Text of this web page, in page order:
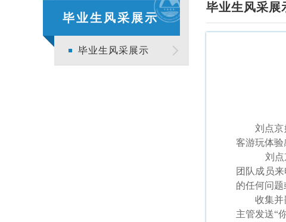
毕业生风采展示
毕业生风采展示
毕业生风采展
刘点
客游玩体验
刘点
团队成员
的任何问
收集
主管发送“